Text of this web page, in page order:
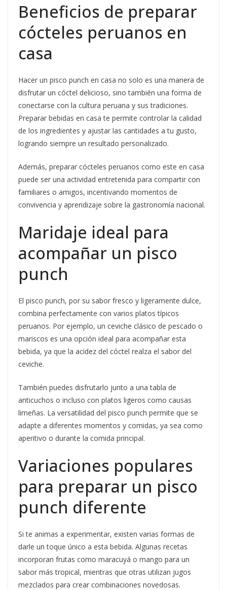
Beneficios de preparar
cócteles peruanos en
casa
Hacer un pisco punch en casa no solo es una manera de
disfrutar un cóctel delicioso, sino también una forma de
conectarse con la cultura peruana y sus tradiciones.
Preparar bebidas en casa te permite controlar la calidad
de los ingredientes y ajustar las cantidades a tu gusto,
logrando siempre un resultado personalizado.
Además, preparar cócteles peruanos como este en casa
puede ser una actividad entretenida para compartir con
familiares o amigos, incentivando momentos de
convivencia y aprendizaje sobre la gastronomía nacional.
Maridaje ideal para
acompañar un pisco
punch
El pisco punch, por su sabor fresco y ligeramente dulce,
combina perfectamente con varios platos típicos
peruanos. Por ejemplo, un ceviche clásico de pescado o
mariscos es una opción ideal para acompañar esta
bebida, ya que la acidez del cóctel realza el sabor del
ceviche.
También puedes disfrutarlo junto a una tabla de
anticuchos o incluso con platos ligeros como causas
limeñas. La versatilidad del pisco punch permite que se
adapte a diferentes momentos y comidas, ya sea como
aperitivo o durante la comida principal.
Variaciones populares
para preparar un pisco
punch diferente
Si te animas a experimentar, existen varias formas de
darle un toque único a esta bebida. Algunas recetas
incorporan frutas como maracuyá o mango para un
sabor más tropical, mientras que otras utilizan jugos
mezclados para crear combinaciones novedosas.